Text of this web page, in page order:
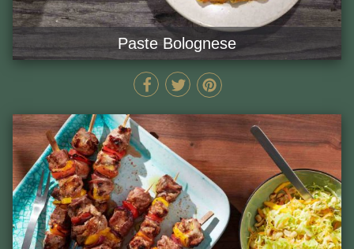
Paste Bolognese
150 MIN GĂTEȘTE ACUM